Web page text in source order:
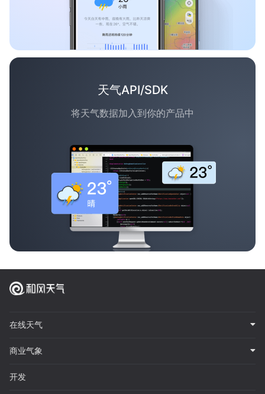
天气API/SDK
将天气数据加入到你的产品中
在线天气
商业气象
开发